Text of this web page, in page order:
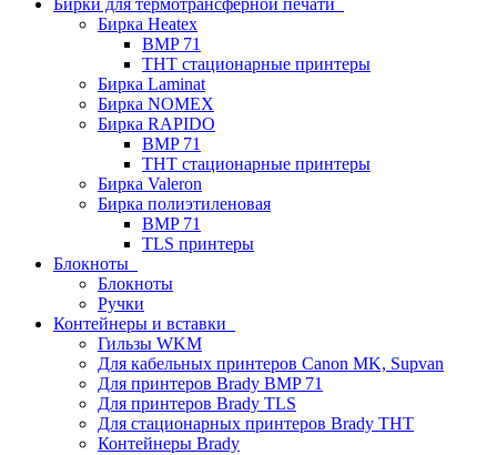
Бирки для термотрансферной печати
Бирка Heatex
BMP 71
THT стационарные принтеры
Бирка Laminat
Бирка NOMEX
Бирка RAPIDO
BMP 71
THT стационарные принтеры
Бирка Valeron
Бирка полиэтиленовая
BMP 71
TLS принтеры
Блокноты
Блокноты
Ручки
Контейнеры и вставки
Гильзы WKM
Для кабельных принтеров Canon MK, Supvan
Для принтеров Brady BMP 71
Для принтеров Brady TLS
Для стационарных принтеров Brady THT
Контейнеры Brady